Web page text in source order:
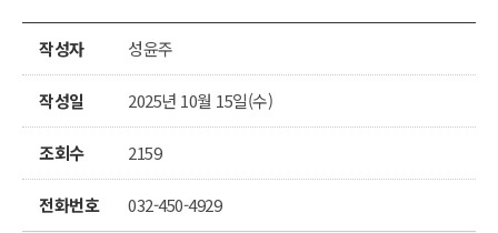
작성자 성윤주
작성일 2025년 10월 15일(수)
조회수 2159
전화번호 032-450-4929